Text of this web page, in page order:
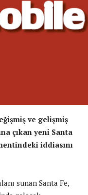
ve gelişmiş
çıkan yeni Santa
iddiasını
sunan Santa Fe,